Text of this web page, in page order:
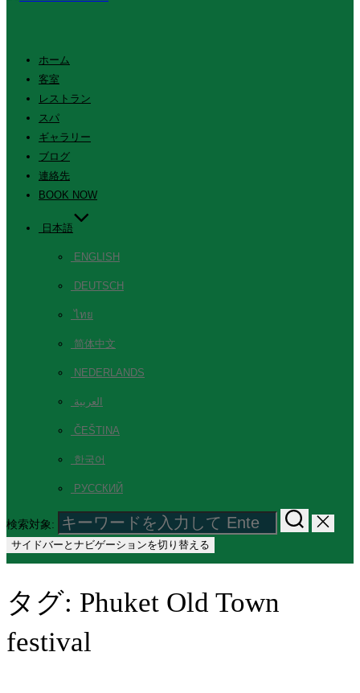
ホーム
客室
レストラン
スパ
ギャラリー
ブログ
連絡先
BOOK NOW
日本語
ENGLISH
DEUTSCH
ไทย
简体中文
NEDERLANDS
العربية
ČEŠTINA
한국어
РУССКИЙ
検索対象:
サイドバーとナビゲーションを切り替える
タグ: Phuket Old Town
festival